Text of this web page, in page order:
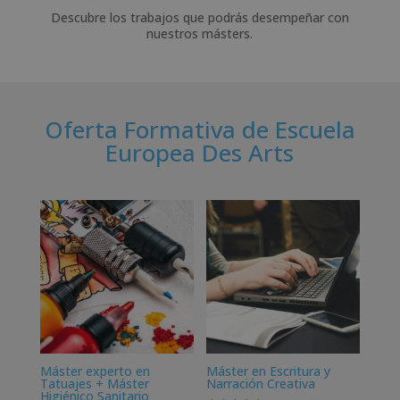
Descubre los trabajos que podrás desempeñar con
nuestros másters.
Oferta Formativa de Escuela
Europea Des Arts
Máster experto en
Tatuajes + Máster
Higiénico Sanitario
Máster en Escritura y
Narración Creativa